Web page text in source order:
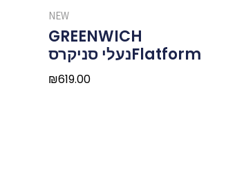
NEW
GREENWICH
Flatformנעלי סניקרס
₪619.00